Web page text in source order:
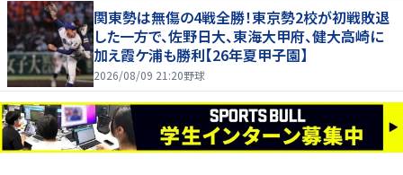
関東勢は無傷の4戦全勝！東京勢2校が初戦敗退
した一方で、佐野日大、東海大甲府、健大高崎に
加え霞ケ浦も勝利【26年夏甲子園】
2026/08/09 21:20野球